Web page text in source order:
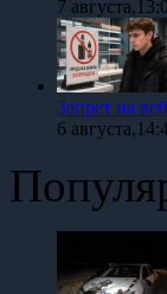
7
Запрет на
6